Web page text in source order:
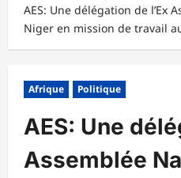
AES: Une délégation de l’Ex
Niger en mission de travail
Afrique Politique
AES: Une
Assemblée